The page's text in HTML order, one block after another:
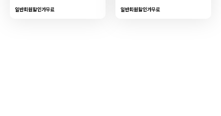
일반회원할인가무료 일반회원할인가무료